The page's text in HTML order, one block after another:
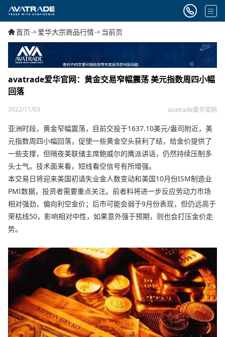
首页->爱华大宗商品行情-> 当前页
avatrade爱华官网：黄金交易窄幅震荡 美元指数周四小幅
回落
2022/11/03 avatrade爱华官网
亚洲时段，黄金窄幅震荡，目前交投于1637.10美元/盎司附近，美
元指数周四小幅回落，促使一些黄金空头获利了结，给金价提供了
一些支撑，但隔夜美联储主席鲍威尔的鹰派讲话，仍然持续压制多
头士气。技术面来看，短线看空信号有所增强。
本交易日将迎来美国初请失业金人数变动和美国10月份ISM制造业
PMI数据，投资者需要重点关注。前者料将进一步反应劳动力市场
相对强劲，偏向利空金价；后市可能会弱于9月份表现，但仍远高于
荣枯线50，影响相对中性，如果意外强于预期，则也会打压金价走
势。